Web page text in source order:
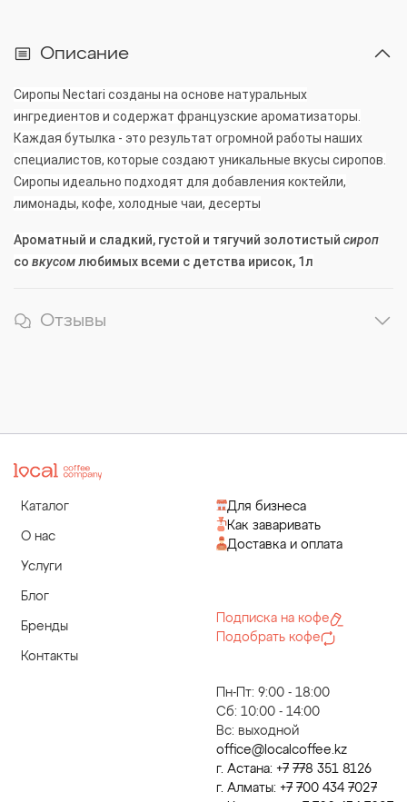
Описание
Сиропы Nectari созданы на основе натуральных
ингредиентов и содержат французские ароматизаторы.
Каждая бутылка - это результат огромной работы наших
специалистов, которые создают уникальные вкусы сиропов.
Сиропы идеально подходят для добавления коктейли,
лимонады, кофе, холодные чаи, десерты
Ароматный и сладкий, густой и тягучий золотистый сироп
со вкусомлюбимых всеми с детства ирисок, 1л
Отзывы
Каталог
О нас
Услуги
Блог
Бренды
Контакты
Для бизнеса
Как заваривать
Доставка и оплата
Пн-Пт: 9:00 - 18:00
Сб: 10:00 - 14:00
Вс: выходной
office@localcoffee.kz
г. Астана: +7 778 351 8126
г. Алматы: +7 700 434 7027
Подписка на кофе
Подобрать кофе